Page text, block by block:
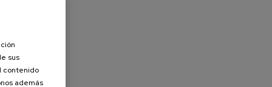
sus
contenido
además